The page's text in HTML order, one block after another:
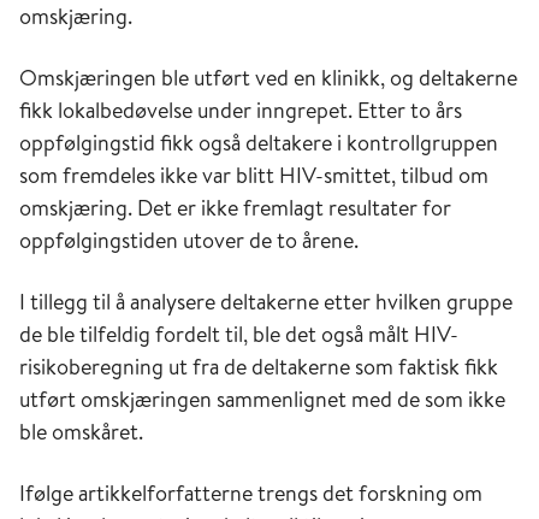
omskjæring.
Omskjæringen ble utført ved en klinikk, og deltakerne
fikk lokalbedøvelse under inngrepet. Etter to års
oppfølgingstid fikk også deltakere i kontrollgruppen
som fremdeles ikke var blitt HIV-smittet, tilbud om
omskjæring. Det er ikke fremlagt resultater for
oppfølgingstiden utover de to årene.
I tillegg til å analysere deltakerne etter hvilken gruppe
de ble tilfeldig fordelt til, ble det også målt HIV-
risikoberegning ut fra de deltakerne som faktisk fikk
utført omskjæringen sammenlignet med de som ikke
ble omskåret.
Ifølge artikkelforfatterne trengs det forskning om